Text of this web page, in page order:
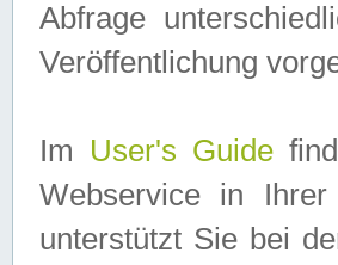
Abfrage
Veröffentlichung
Im User's Guide
Webservice in
unterstützt Sie bei